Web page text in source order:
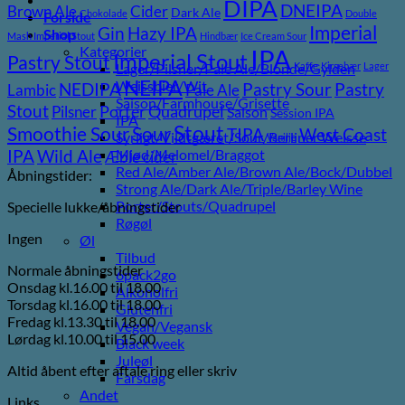
Forside
Shop
Kategorier
Lager/Pilsner/Pale Ale/Blonde/Gylden
Weissbier/Wit
Saison/Farmhouse/Grisette
IPA
Syrligt/Vildtgæret/Sour/Berliner Weisse
Mjød/Melomel/Braggot
Red Ale/Amber Ale/Brown Ale/Bock/Dubbel
Strong Ale/Dark Ale/Triple/Barley Wine
Porter/Stouts/Quadrupel
Røgøl
Øl
Tilbud
6pack2go
Alkoholfri
Glutenfri
Vegan/Vegansk
Black week
Juleøl
Farsdag
Andet
Brown Ale Chokolade Cider Dark Ale DIPA DNEIPA Double
Mash Imperial Stout Gin Hazy IPA Hindbær Ice Cream Sour Imperial
Pastry StoutImperial StoutIPA Kaffe Kirsebær Lager
LambicNEDIPANEIPAPale Ale Pastry Sour Pastry
StoutPilsnerPorterQuadrupelSaisonSession IPA
Smoothie SourSourStoutTIPA Vanilje West Coast
IPAWild AleÆble cider
Åbningstider:
Specielle lukke/åbningstider
Ingen
Normale åbningstider
Onsdag kl.16.00 til 18.00
Torsdag kl.16.00 til 18.00
Fredag kl.13.30 til 18.00
Lørdag kl.10.00 til 15.00
Altid åbent efter aftale ring eller skriv